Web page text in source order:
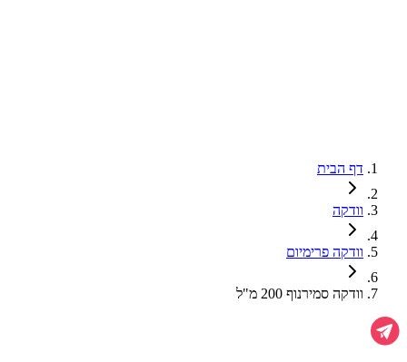
דף הבית
וודקה
וודקה פרימיום
וודקה סמירנוף 200 מ"ל